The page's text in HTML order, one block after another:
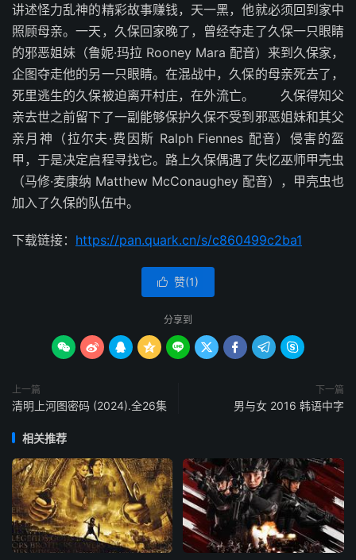
讲述怪力乱神的精彩故事赚钱，天一黑，他就必须回到家中
照顾母亲。一天，久保回家晚了，曾经夺走了久保一只眼睛
的邪恶姐妹（鲁妮·玛拉 Rooney Mara 配音）来到久保家，
企图夺走他的另一只眼睛。在混战中，久保的母亲死去了，
死里逃生的久保被迫离开村庄，在外流亡。 久保得知父
亲去世之前留下了一副能够保护久保不受到邪恶姐妹和其父
亲月神（拉尔夫·费因斯 Ralph Fiennes 配音）侵害的盔
甲，于是决定启程寻找它。路上久保偶遇了失忆巫师甲壳虫
（马修·麦康纳 Matthew McConaughey 配音），甲壳虫也
加入了久保的队伍中。
下载链接： https://pan.quark.cn/s/c860499c2ba1
 赞(1)
分享到
        
上一篇
清明上河图密码 (2024).全26集
下一篇
男与女 2016 韩语中字
相关推荐